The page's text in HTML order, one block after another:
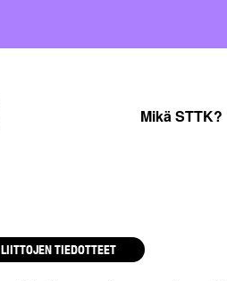
Mikä STTK?
LIITTOJEN TIEDOTTEET